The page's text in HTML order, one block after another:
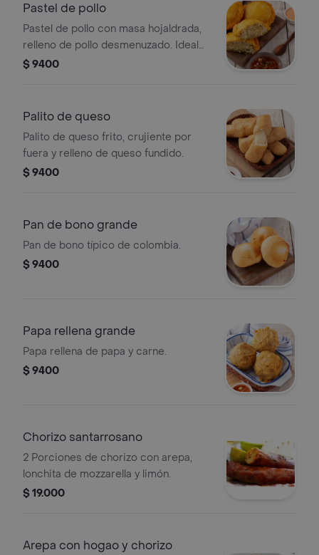
Pastel de pollo
Pastel de pollo con masa hojaldrada,
relleno de pollo desmenuzado. Ideal
para disfrutar como entrada.
$ 9400
Palito de queso
Palito de queso frito, crujiente por
fuera y relleno de queso fundido.
$ 9400
Pan de bono grande
Pan de bono típico de colombia.
$ 9400
Papa rellena grande
Papa rellena de papa y carne.
$ 9400
Chorizo santarrosano
2 Porciones de chorizo con arepa,
lonchita de mozzarella y limón.
$ 19.000
Arepa con hogao y chorizo